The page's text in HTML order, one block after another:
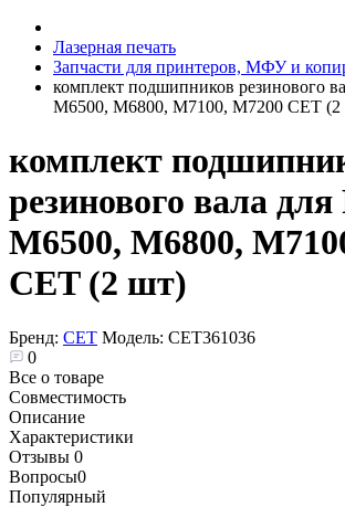
Лазерная печать
Запчасти для принтеров, МФУ и
комплект подшипников резинового
M6500, M6800, M7100, M7200 CET
комплект
резинового вала
M6500, M6800,
CET (2 шт)
Бренд: CET Модель: CET361036
0
Все о товаре
Совместимость
Описание
Характеристики
Отзывы 0
Вопросы0
Популярный